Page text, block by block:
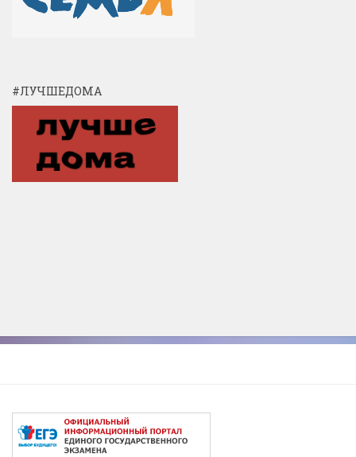
#ЛУЧШЕДОМА